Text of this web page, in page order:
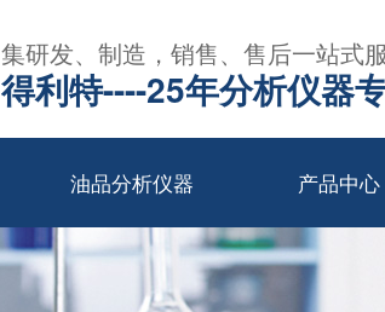
集研发、制造，销售、售后一站式
得利特----25年分析仪器
油品分析仪器 产品中心